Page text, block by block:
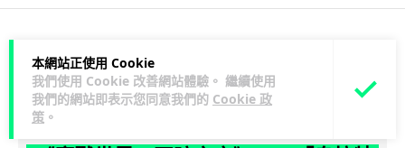
本網站正使用 Cookie
我們使用 Cookie 改善網站體驗。 繼續使用
我們的網站即表示您同意我們的 Cookie 政
策 。
科技娛樂 遊戲情報
天恩 1 日